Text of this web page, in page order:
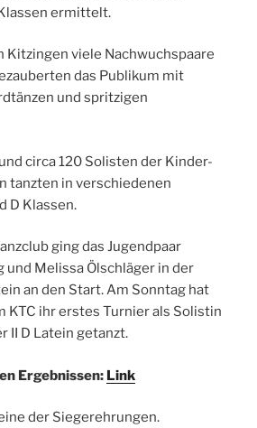
ermittelt.
Kitzingen viele Nachwuchspaare
das Publikum mit
und spritzigen
circa 120 Solisten der Kinder-
tanzten in verschiedenen
D Klassen.
ging das Jugendpaar
und Melissa Ölschläger in der
an den Start. Am Sonntag hat
KTC ihr erstes Turnier als Solistin
II D Latein getanzt.
Ergebnissen: Link
der Siegerehrungen.